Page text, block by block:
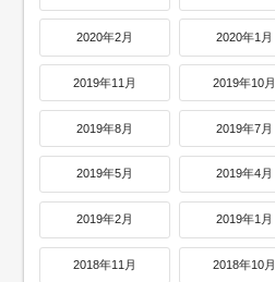
2020年2月 2020年1月
2019年11月 2019年10月
2019年8月 2019年7月
2019年5月 2019年4月
2019年2月 2019年1月
2018年11月 2018年10月